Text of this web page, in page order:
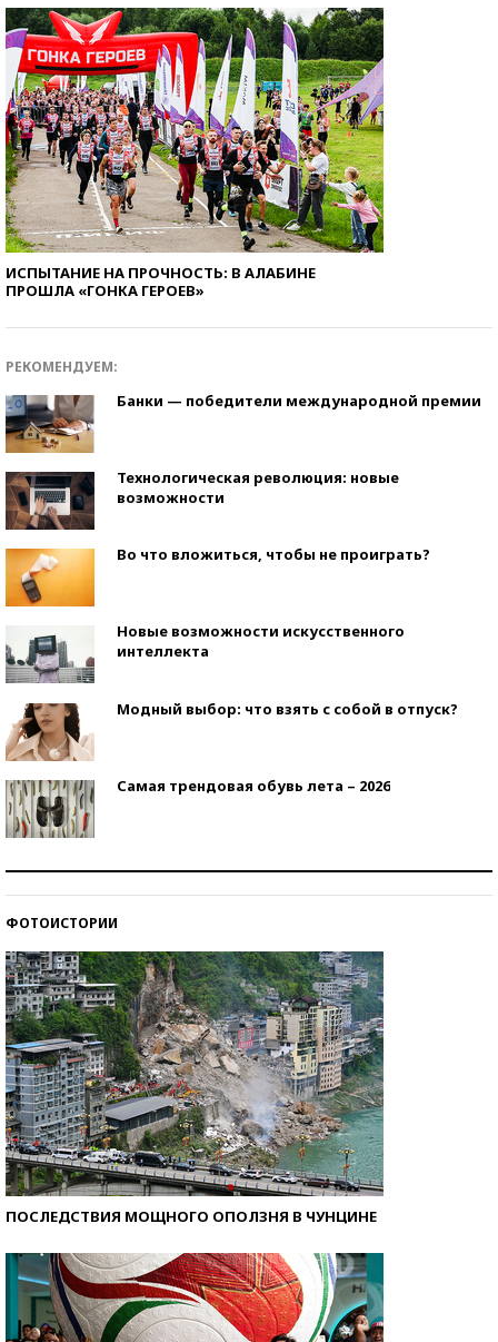
ИСПЫТАНИЕ НА ПРОЧНОСТЬ: В АЛАБИНЕ
ПРОШЛА «ГОНКА ГЕРОЕВ»
РЕКОМЕНДУЕМ:
Банки — победители международной премии
Технологическая революция: новые
возможности
Во что вложиться, чтобы не проиграть?
Новые возможности искусственного
интеллекта
Модный выбор: что взять с собой в отпуск?
Самая трендовая обувь лета – 2026
ФОТОИСТОРИИ
ПОСЛЕДСТВИЯ МОЩНОГО ОПОЛЗНЯ В ЧУНЦИНЕ